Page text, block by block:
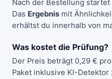
Nach der Bestellung
Das Ergebnis mit
erhältst du innerhalb von
Was kostet die Prüfung?
Der Preis beträgt 0,29 €
Paket inklusive KI-